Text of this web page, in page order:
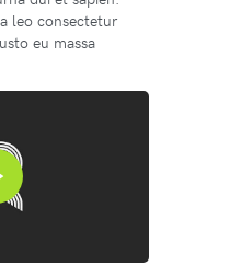
leo consectetur
eu massa